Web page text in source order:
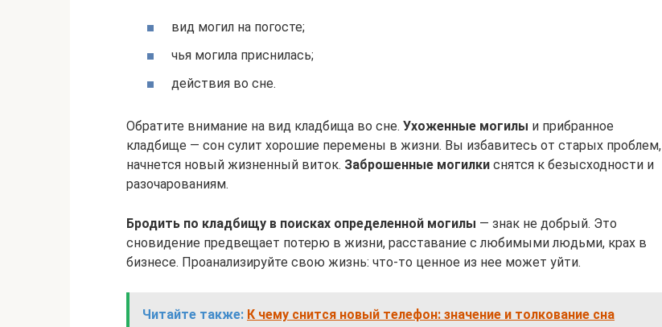
вид могил на погосте;
чья могила приснилась;
действия во сне.
Обратите внимание на вид кладбища во сне. Ухоженные могилы и прибранное
кладбище — сон сулит хорошие перемены в жизни. Вы избавитесь от старых проблем,
начнется новый жизненный виток. Заброшенные могилки снятся к безысходности и
разочарованиям.
Бродить по кладбищу в поисках определенной могилы — знак не добрый. Это
сновидение предвещает потерю в жизни, расставание с любимыми людьми, крах в
бизнесе. Проанализируйте свою жизнь: что-то ценное из нее может уйти.
Читайте также: К чему снится новый телефон: значение и толкование сна